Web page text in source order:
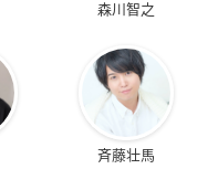
森川智之
斉藤壮馬